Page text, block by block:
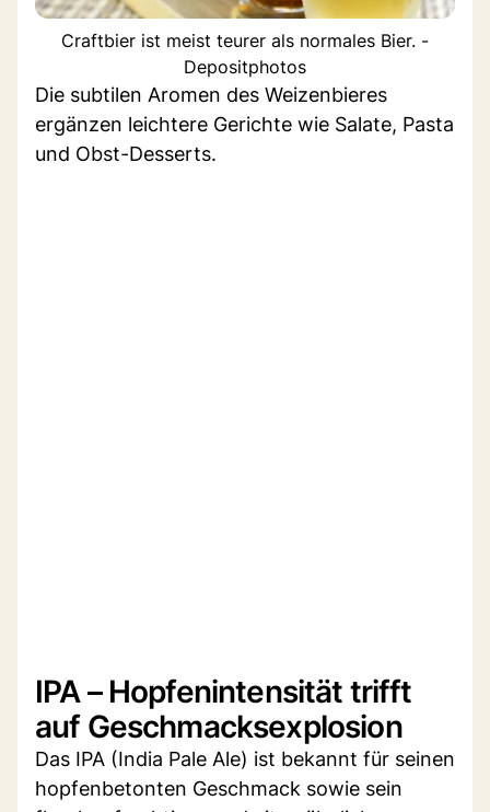
Craftbier ist meist teurer als normales Bier. -
Depositphotos
Die subtilen Aromen des Weizenbieres
ergänzen leichtere Gerichte wie Salate, Pasta
und Obst-Desserts.
IPA – Hopfenintensität trifft
auf Geschmacksexplosion
Das IPA (India Pale Ale) ist bekannt für seinen
hopfenbetonten Geschmack sowie sein